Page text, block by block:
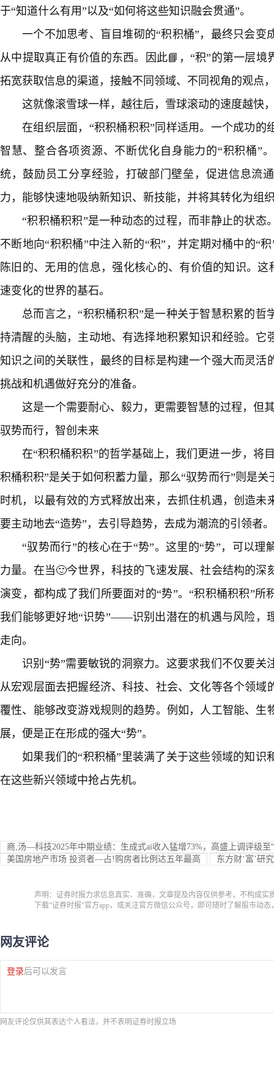
于“知道什么有用”以及“如何将这些知识融会贯通”。
一个不加思考、盲目堆砌的“积积桶”，最终只会变
从中提取真正有价值的东西。因此📘，“积”的第一层境
拓宽获取信息的渠道，接触不同领域、不同视角的观点
这就像滚雪球一样，越往后，雪球滚动的速度越快
在组织层面，“积积桶积积”同样适用。一个成功的
智慧、整合各项资源、不断优化自身能力的“积积桶”
统，鼓励员工分享经验，打破部门壁垒，促进信息流
力，能够快速地吸纳新知识、新技能，并将其转化为组
“积积桶积积”是一种动态的过程，而非静止的状态
不断地向“积积桶”中注入新的“积”，并定期对桶中的“
陈旧的、无用的信息，强化核心的、有价值的知识。这
速变化的世界的基石。
总而言之，“积积桶积积”是一种关于智慧积累的哲
持清醒的头脑，主动地、有选择地积累知识和经验。它
知识之间的关联性，最终的目标是构建一个强大而灵活
挑战和机遇做好充分的准备。
这是一个需要耐心、毅力，更需要智慧的过程，但
驭势而行，智创未来
在“积积桶积积”的哲学基础上，我们更进一步，将
积桶积积”是关于如何积蓄力量，那么“驭势而行”则是
时机，以最有效的方式释放出来，去抓住机遇，创造未
要主动地去“造势”，去引导趋势，去成为潮流的引领者。
“驭势而行”的核心在于“势”。这里的“势”，可以理
力量。在当🙂今世界，科技的飞速发展、社会结构的深
演变，都构成了我们所要面对的“势”。“积积桶积积”所
我们能够更好地“识势”——识别出潜在的机遇与风险，
走向。
识别“势”需要敏锐的洞察力。这要求我们不仅要关
从宏观层面去把握经济、科技、社会、文化等各个领域
覆性、能够改变游戏规则的趋势。例如，人工智能、生
展，便是正在形成的强大“势”。
如果我们的“积积桶”里装满了关于这些领域的知识
在这些新兴领域中抢占先机。
商,汤—科技2025年中期业绩：生成式ai收入猛增73%，高盛上调评级至
美国房地产市场 投资者—占!购房者比例达五年最高
东方财‘富’研
声明：证券时报力求信息真实、准确，文章提及内容仅供参考，不构成实
下载“证券时报”官方app，或关注官方微信公众号，即可随时了解股市动
网友评论
登录后可以发言
网友评论仅供其表达个人看法，并不表明证券时报立场